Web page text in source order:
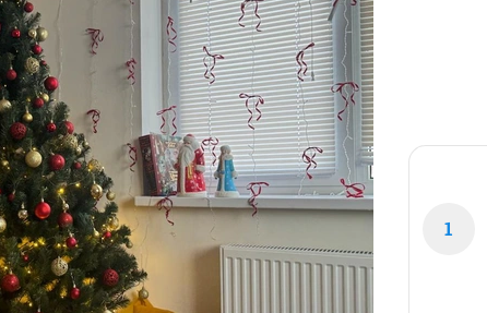
1